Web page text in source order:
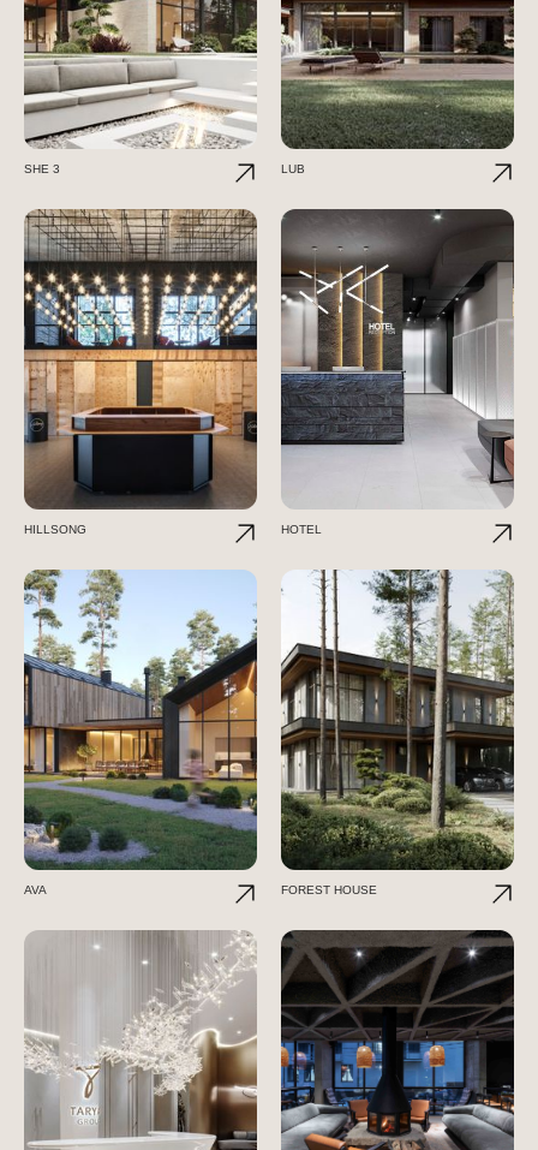
SHE 3 LUB
HILLSONG HOTEL
AVA FOREST HOUSE